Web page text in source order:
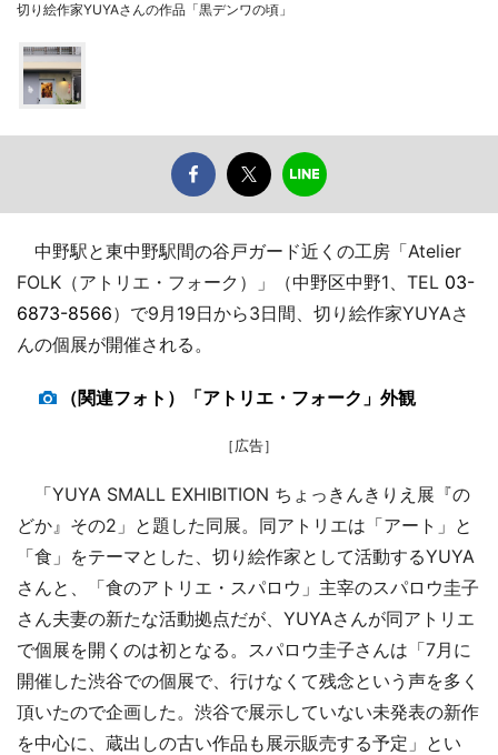
切り絵作家YUYAさんの作品「黒デンワの頃」
中野駅と東中野駅間の谷戸ガード近くの工房「Atelier
FOLK（アトリエ・フォーク）」（中野区中野1、TEL 03-
6873-8566）で9月19日から3日間、切り絵作家YUYAさ
んの個展が開催される。
（関連フォト）「アトリエ・フォーク」外観
［広告］
「YUYA SMALL EXHIBITION ちょっきんきりえ展『の
どか』その2」と題した同展。同アトリエは「アート」と
「食」をテーマとした、切り絵作家として活動するYUYA
さんと、「食のアトリエ・スパロウ」主宰のスパロウ圭子
さん夫妻の新たな活動拠点だが、YUYAさんが同アトリエ
で個展を開くのは初となる。スパロウ圭子さんは「7月に
開催した渋谷での個展で、行けなくて残念という声を多く
頂いたので企画した。渋谷で展示していない未発表の新作
を中心に、蔵出しの古い作品も展示販売する予定」とい